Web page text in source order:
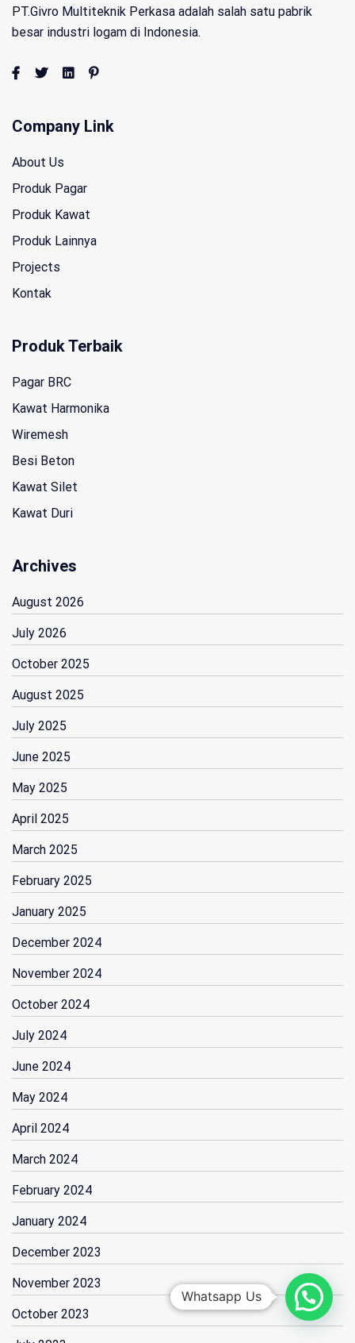
PT.Givro Multiteknik Perkasa adalah salah satu pabrik
besar industri logam di Indonesia.
Company Link
About Us
Produk Pagar
Produk Kawat
Produk Lainnya
Projects
Kontak
Produk Terbaik
Pagar BRC
Kawat Harmonika
Wiremesh
Besi Beton
Kawat Silet
Kawat Duri
Archives
August 2026
July 2026
October 2025
August 2025
July 2025
June 2025
May 2025
April 2025
March 2025
February 2025
January 2025
December 2024
November 2024
October 2024
July 2024
June 2024
May 2024
April 2024
March 2024
February 2024
January 2024
December 2023
November 2023
October 2023
Whatsapp Us